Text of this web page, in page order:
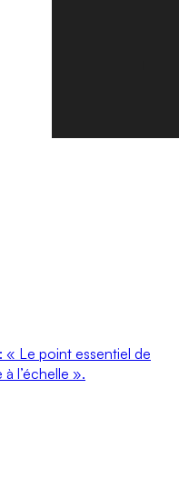
« Le point essentiel de
l’échelle ».